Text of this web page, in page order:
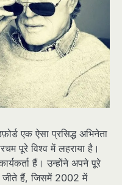
एक ऐसा प्रसिद्ध अभिनेता
पूरे विश्व में लहराया है।
हैं। उन्होंने अपने पूरे
जीते हैं, जिसमें 2002 में